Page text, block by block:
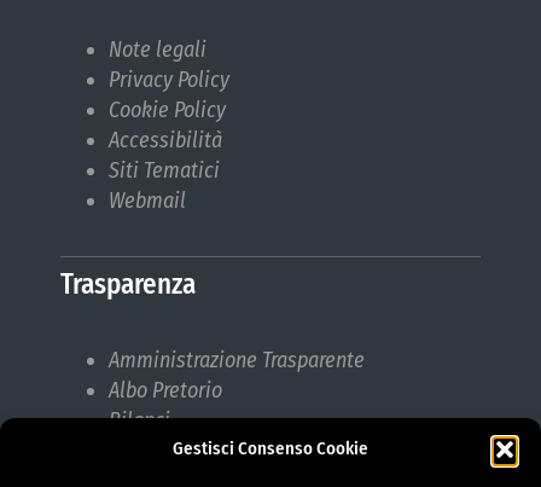
Gestisci Consenso Cookie
Note legali
Privacy Policy
Cookie Policy
Accessibilità
Siti Tematici
Webmail
Trasparenza
Amministrazione Trasparente
Albo Pretorio
Bilanci
Bandi di gara